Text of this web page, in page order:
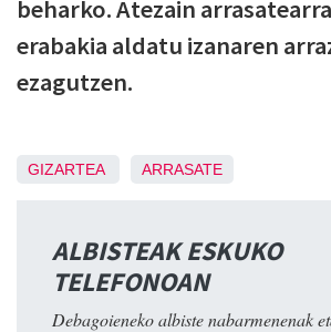
beharko. Atezain
erabakia aldatu izanaren
ezagutzen.
GIZARTEA ARRASATE
ALBISTEAK ESKUKO
TELEFONOAN
Debagoieneko albiste nabarmenenak